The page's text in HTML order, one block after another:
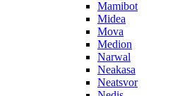
Mamibot
Midea
Mova
Medion
Narwal
Neakasa
Neatsvor